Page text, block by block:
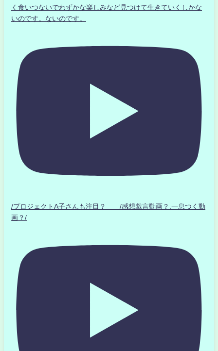
く食いつないでわずかな楽しみなど見つけて生きていくしかな
いのです。ないのです。
/プロジェクトA子さんも注目？ /感想戯言動画？.一息つく動
画？/